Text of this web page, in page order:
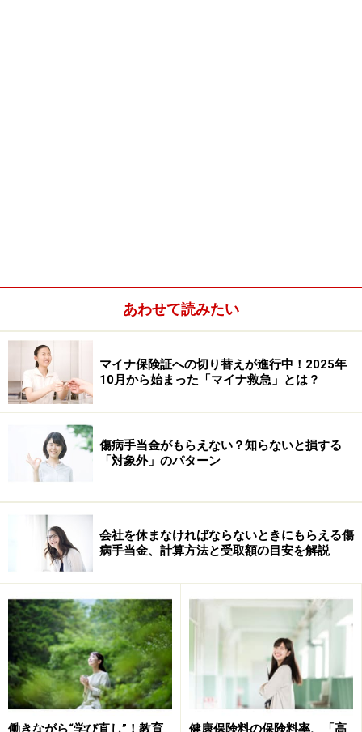
あわせて読みたい
マイナ保険証への切り替えが進行中！2025年
10月から始まった「マイナ救急」とは？
傷病手当金がもらえない？知らないと損する
「対象外」のパターン
会社を休まなければならないときにもらえる傷
病手当金、計算方法と受取額の目安を解説
働きながら“学び直し”！教育
健康保険料の保険料率、「高